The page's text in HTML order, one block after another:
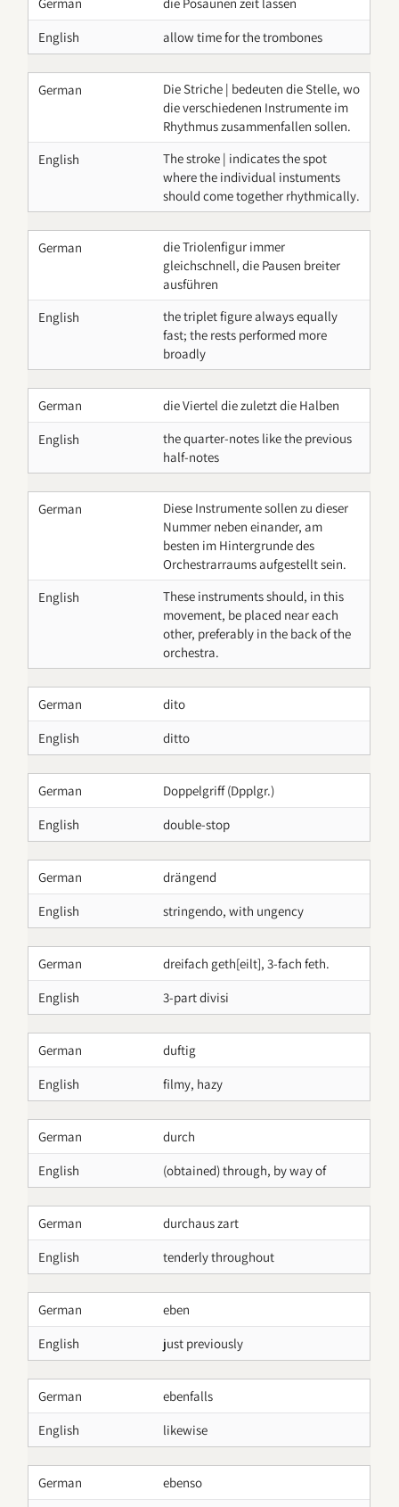
German
die Posaunen zeit lassen
English
allow time for the trombones
German
Die Striche | bedeuten die Stelle, wo
die verschiedenen Instrumente im
Rhythmus zusammenfallen sollen.
English
The stroke | indicates the spot
where the individual instuments
should come together rhythmically.
German
die Triolenfigur immer
gleichschnell, die Pausen breiter
ausführen
English
the triplet figure always equally
fast; the rests performed more
broadly
German
die Viertel die zuletzt die Halben
English
the quarter-notes like the previous
half-notes
German
Diese Instrumente sollen zu dieser
Nummer neben einander, am
besten im Hintergrunde des
Orchestrarraums aufgestellt sein.
English
These instruments should, in this
movement, be placed near each
other, preferably in the back of the
orchestra.
German
dito
English
ditto
German
Doppelgriff (Dpplgr.)
English
double-stop
German
drängend
English
stringendo, with ungency
German
dreifach geth[eilt], 3-fach feth.
English
3-part divisi
German
duftig
English
filmy, hazy
German
durch
English
(obtained) through, by way of
German
durchaus zart
English
tenderly throughout
German
eben
English
just previously
German
ebenfalls
English
likewise
German
ebenso